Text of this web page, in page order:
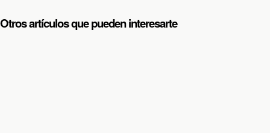
Otros artículos que pueden interesarte